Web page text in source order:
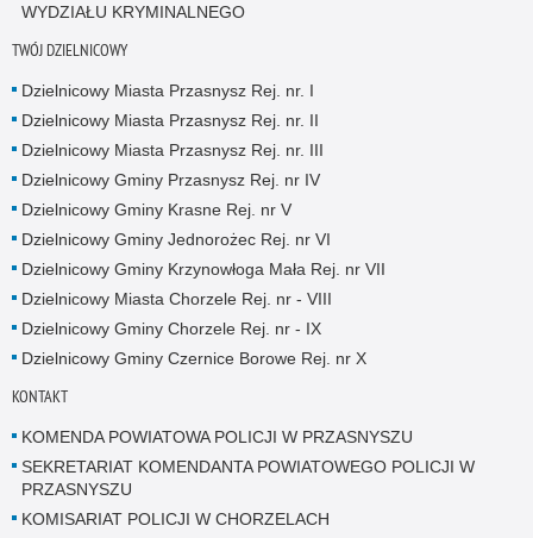
WYDZIAŁU KRYMINALNEGO
TWÓJ DZIELNICOWY
Dzielnicowy Miasta Przasnysz Rej. nr. I
Dzielnicowy Miasta Przasnysz Rej. nr. II
Dzielnicowy Miasta Przasnysz Rej. nr. III
Dzielnicowy Gminy Przasnysz Rej. nr IV
Dzielnicowy Gminy Krasne Rej. nr V
Dzielnicowy Gminy Jednorożec Rej. nr VI
Dzielnicowy Gminy Krzynowłoga Mała Rej. nr VII
Dzielnicowy Miasta Chorzele Rej. nr - VIII
Dzielnicowy Gminy Chorzele Rej. nr - IX
Dzielnicowy Gminy Czernice Borowe Rej. nr X
KONTAKT
KOMENDA POWIATOWA POLICJI W PRZASNYSZU
SEKRETARIAT KOMENDANTA POWIATOWEGO POLICJI W
PRZASNYSZU
KOMISARIAT POLICJI W CHORZELACH